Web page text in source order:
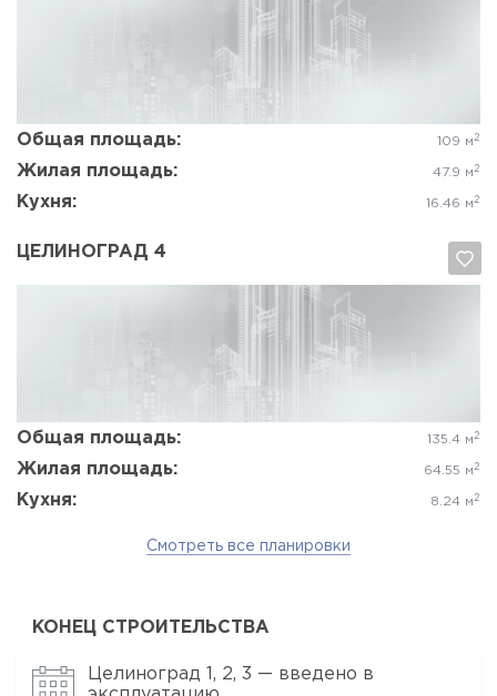
Общая площадь: 109 м 2
Жилая площадь: 47.9 м 2
Кухня: 16.46 м 2
ЦЕЛИНОГРАД 4
Общая площадь: 135.4 м 2
Жилая площадь: 64.55 м 2
Кухня: 8.24 м 2
Смотреть все планировки
КОНЕЦ СТРОИТЕЛЬСТВА
Целиноград 1, 2, 3 — введено в